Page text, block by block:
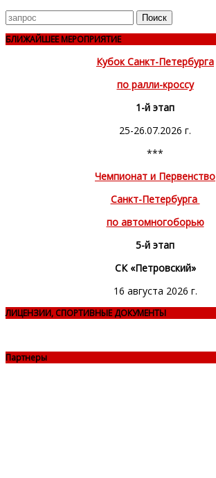
Поиск
для
БЛИЖАЙШЕЕ МЕРОПРИЯТИЕ
Кубок Санкт-Петербурга
по ралли-кроссу
1-й этап
25-26.07.2026 г.
***
Чемпионат и Первенство
Санкт-Петербурга
по автомногоборью
5-й этап
СК «Петровский»
16 августа 2026 г.
ЛИЦЕНЗИИ, СПОРТИВНЫЕ ДОКУМЕНТЫ
Партнеры